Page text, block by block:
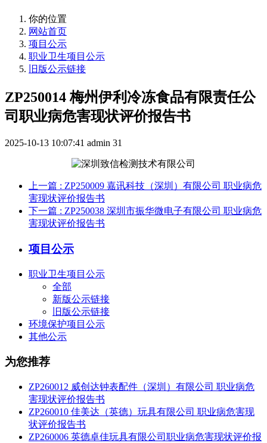
你的位置
网站首页
项目公示
职业卫生项目公示
旧版公示链接
ZP250014 梅州伊利冷冻食品有限责任公
司职业病危害现状评价报告书
2025-10-13 10:07:41 admin 31
上一篇 : ZP250009 嘉讯科技（深圳）有限公司 职业病危
害现状评价报告书
下一篇 : ZP250038 深圳市振华微电子有限公司 职业病危
害现状评价报告书
项目公示
职业卫生项目公示
全部
新版公示链接
旧版公示链接
环境保护项目公示
其他公示
为您推荐
ZP260012 威创达钟表配件（深圳）有限公司 职业病危
害现状评价报告书
ZP260010 佳美达（英德）玩具有限公司 职业病危害现
状评价报告书
ZP260006 英德卓佳玩具有限公司职业病危害现状评价报